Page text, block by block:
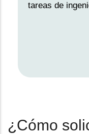
tareas de
¿Cómo